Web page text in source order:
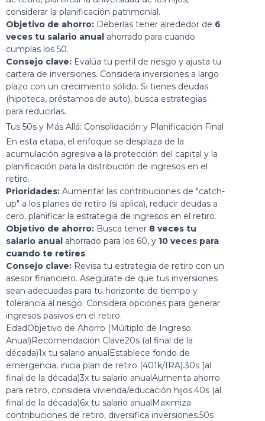
considerar la planificación patrimonial.
Objetivo de ahorro: Deberías tener alrededor de 6
veces tu salario anual ahorrado para cuando
cumplas los 50.
Consejo clave: Evalúa tu perfil de riesgo y ajusta tu
cartera de inversiones. Considera inversiones a largo
plazo con un crecimiento sólido. Si tienes deudas
(hipoteca, préstamos de auto), busca estrategias
para reducirlas.
Tus 50s y Más Allá: Consolidación y Planificación Final
En esta etapa, el enfoque se desplaza de la
acumulación agresiva a la protección del capital y la
planificación para la distribución de ingresos en el
retiro.
Prioridades: Aumentar las contribuciones de "catch-
up" a los planes de retiro (si aplica), reducir deudas a
cero, planificar la estrategia de ingresos en el retiro.
Objetivo de ahorro: Busca tener 8 veces tu
salario anual ahorrado para los 60, y 10 veces para
cuando te retires.
Consejo clave: Revisa tu estrategia de retiro con un
asesor financiero. Asegúrate de que tus inversiones
sean adecuadas para tu horizonte de tiempo y
tolerancia al riesgo. Considera opciones para generar
ingresos pasivos en el retiro.
EdadObjetivo de Ahorro (Múltiplo de Ingreso
Anual)Recomendación Clave20s (al final de la
década)1x tu salario anualEstablece fondo de
emergencia, inicia plan de retiro (401k/IRA).30s (al
final de la década)3x tu salario anualAumenta ahorro
para retiro, considera vivienda/educación hijos.40s (al
final de la década)6x tu salario anualMaximiza
contribuciones de retiro, diversifica inversiones.50s